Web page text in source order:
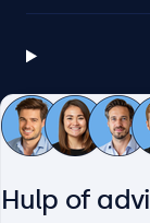
Hulp of